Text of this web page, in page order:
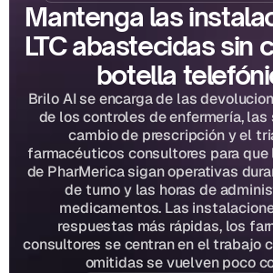
Mantenga las
LTC abastecidas sin
botella
Brilo AI se encarga de las
de los controles de enfermería,
cambio de prescripción y el
farmacéuticos consultores para que
de PharMerica sigan operativas
de turno y las horas de
medicamentos. Las
respuestas más rápidas, los
consultores se centran en el trabajo
omitidas se vuelven poco